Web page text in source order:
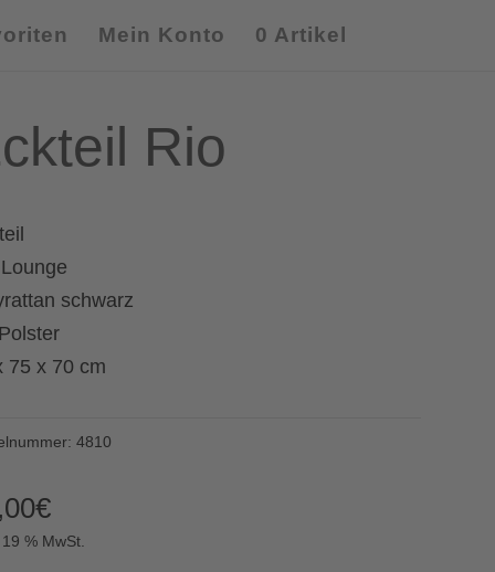
Mein Konto 0 Artikel
Rio
schwarz
75 x 70 cm
4810
€
% MwSt.